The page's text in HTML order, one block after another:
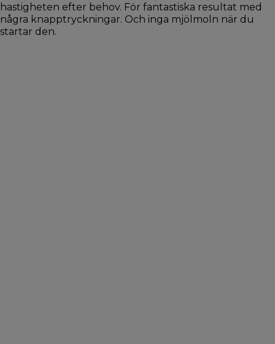
hastigheten efter behov. För fantastiska resultat med
några knapptryckningar. Och inga mjölmoln när du
startar den.